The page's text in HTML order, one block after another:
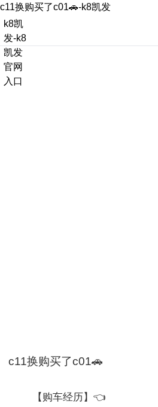
c11换购买了c01🚗-k8凯发
k8凯
发-k8
凯发
官网
入口
c11换购买了c01🚗